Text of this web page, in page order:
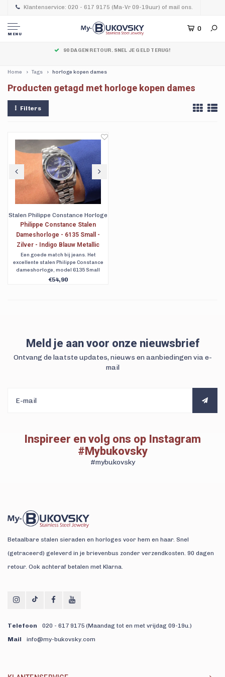
Klantenservice: 020 - 617 9175 (Ma-Vr 09-19uur) of mail ons.
MENU
0
90 DAGEN RETOUR. SNEL JE GELD TERUG!
Home Tags horloge kopen dames
Producten getagd met horloge kopen dames
Filters
Stalen Philippe Constance Horloge
Philippe Constance Stalen
Dameshorloge - 6135 Small -
Zilver - Indigo Blauw Metallic
Wijzerplaat - Schakelband -
Datumaanduiding
Een goede match bij jeans. Het
excellente stalen Philippe Constance
dameshorloge, model 6135 Small
Deluxe. Met een zilverkleurige
€54,90
Meld je aan voor onze nieuwsbrief
Ontvang de laatste updates, nieuws en aanbiedingen via e-
mail
Inspireer en volg ons op Instagram
#Mybukovsky
#mybukovsky
Betaalbare stalen sieraden en horloges voor hem en haar. Snel
(getraceerd) geleverd in je brievenbus zonder verzendkosten. 90 dagen
retour. Ook achteraf betalen met Klarna.
Telefoon
020 - 617 9175 (Maandag tot en met vrijdag 09-19u.)
Mail
info@my-bukovsky.com